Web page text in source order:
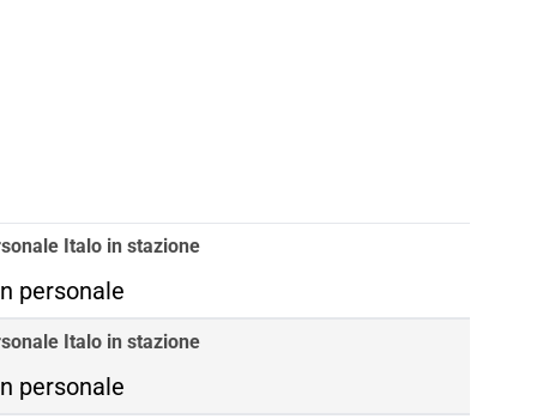
Italo in stazione
personale
Italo in stazione
personale